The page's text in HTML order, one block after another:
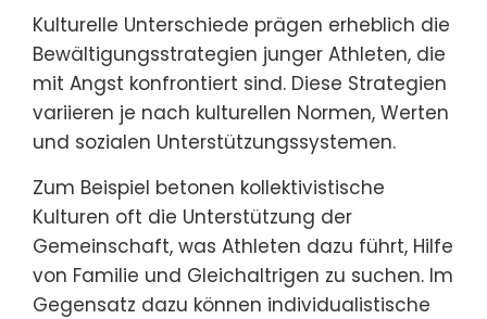
Kulturelle Unterschiede prägen erheblich die
Bewältigungsstrategien junger Athleten, die
mit Angst konfrontiert sind. Diese Strategien
variieren je nach kulturellen Normen, Werten
und sozialen Unterstützungssystemen.
Zum Beispiel betonen kollektivistische
Kulturen oft die Unterstützung der
Gemeinschaft, was Athleten dazu führt, Hilfe
von Familie und Gleichaltrigen zu suchen. Im
Gegensatz dazu können individualistische